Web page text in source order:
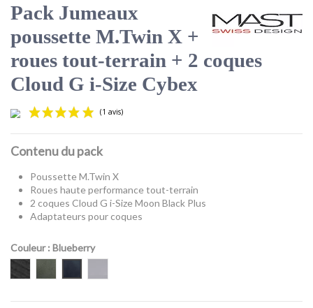
Pack Jumeaux
poussette M.Twin X +
roues tout-terrain + 2 coques
Cloud G i-Size Cybex
(1 avis)
Contenu du pack
Poussette M.Twin X
Roues haute performance tout-terrain
2 coques Cloud G i-Size Moon Black Plus
Adaptateurs pour coques
Couleur: Blueberry
Onyx